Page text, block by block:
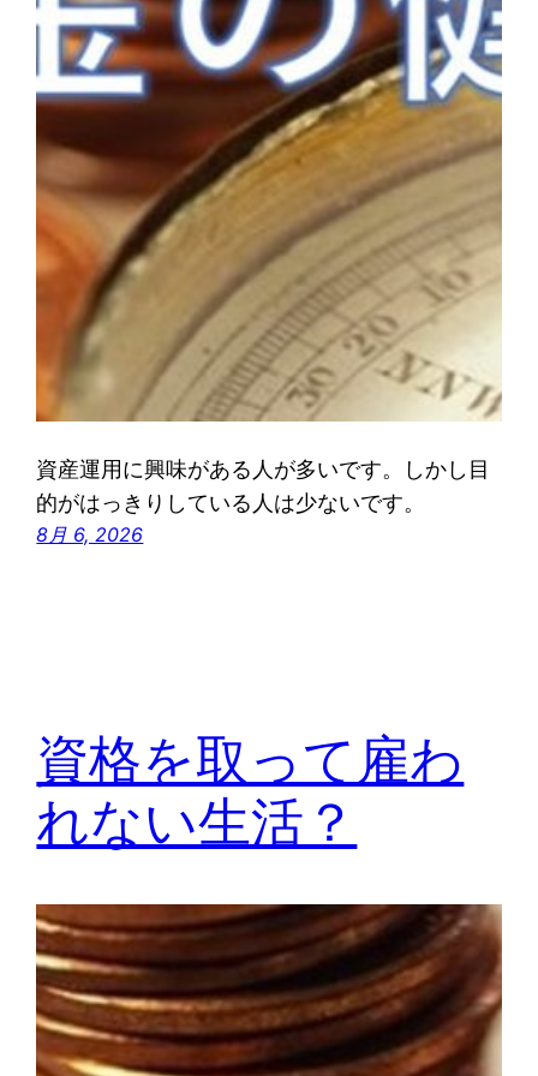
資産運用に興味がある人が多いです。しかし目
的がはっきりしている人は少ないです。
8月 6, 2026
資格を取って雇わ
れない生活？